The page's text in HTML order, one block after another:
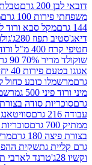
טבלת שוקולד דובאי
גרם
מקל סבא צבעוני
סבא ורוד לבן 144 גרם
280ג'
גולון באטר פליי
ממרח נוטלה
גרם
ביצת קינדר
330 גרם
כחול לבן 500 גרם
ג
מרשמלו גולף כחול 500
בצורת טטריס 216 גרם
סוויטאנגו אבקה להכנת
סוכריות סודה בצורת
מרשמלו חטיפי
שקית ההפתעות
לארבי תות שלם מיובש